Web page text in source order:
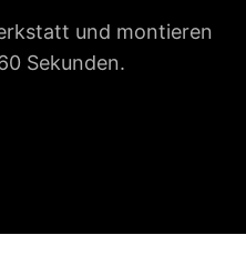
und montieren
Sekunden.